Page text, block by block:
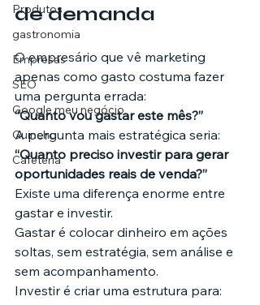
Produtos
gastronomia
Empresas
SEO
Google meu negócio
Guincho
Cafeteria
de demanda
O empresário que vê marketing
apenas como gasto costuma fazer
uma pergunta errada:
“Quanto vou gastar este mês?”
A pergunta mais estratégica seria:
“Quanto preciso investir para gerar
oportunidades reais de venda?”
Existe uma diferença enorme entre
gastar e investir.
Gastar é colocar dinheiro em ações
soltas, sem estratégia, sem análise e
sem acompanhamento.
Investir é criar uma estrutura para: